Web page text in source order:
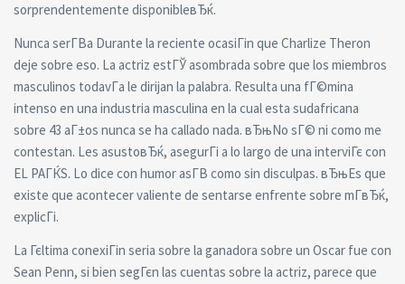
sorprendentemente disponibleвЂќ.
Nunca serГ­В­a Durante la reciente ocasiГіn que Charlize Theron
deje sobre eso. La actriz estГЎ asombrada sobre que los miembros
masculinos todavГ­a le dirijan la palabra. Resulta una fГ©mina
intenso en una industria masculina en la cual esta sudafricana
sobre 43 aГ±os nunca se ha callado nada. вЂњNo sГ© ni como me
contestan. Les asustoвЂќ, asegurГі a lo largo de una interviГє con
EL PAГЌS. Lo dice con humor asГ­В­ como sin disculpas. вЂњEs que
existe que acontecer valiente de sentarse enfrente sobre mГ­вЂќ,
explicГі.
La Гєltima conexiГіn seria sobre la ganadora sobre un Oscar fue con
Sean Penn, si bien segГєn las cuentas sobre la actriz, parece que